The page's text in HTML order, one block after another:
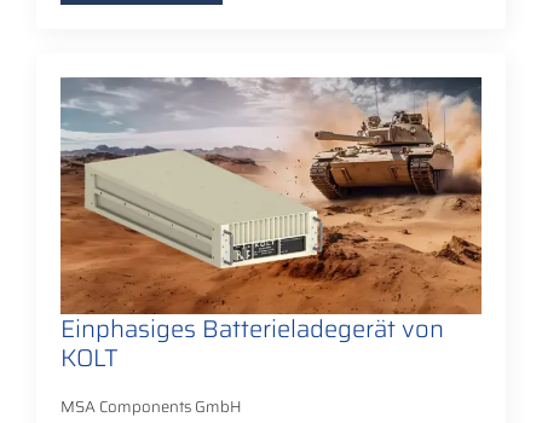
Einphasiges Batterieladegerät von
KOLT
MSA Components GmbH